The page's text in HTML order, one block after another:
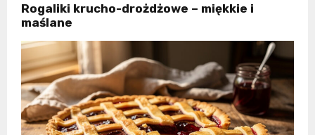
Rogaliki krucho-drożdżowe – miękkie i
maślane